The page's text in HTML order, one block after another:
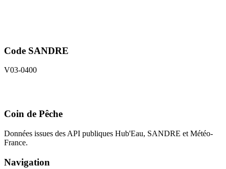
Code SANDRE
V03-0400
Coin de Pêche
Données issues des API publiques Hub'Eau, SANDRE et Météo-
France.
Navigation